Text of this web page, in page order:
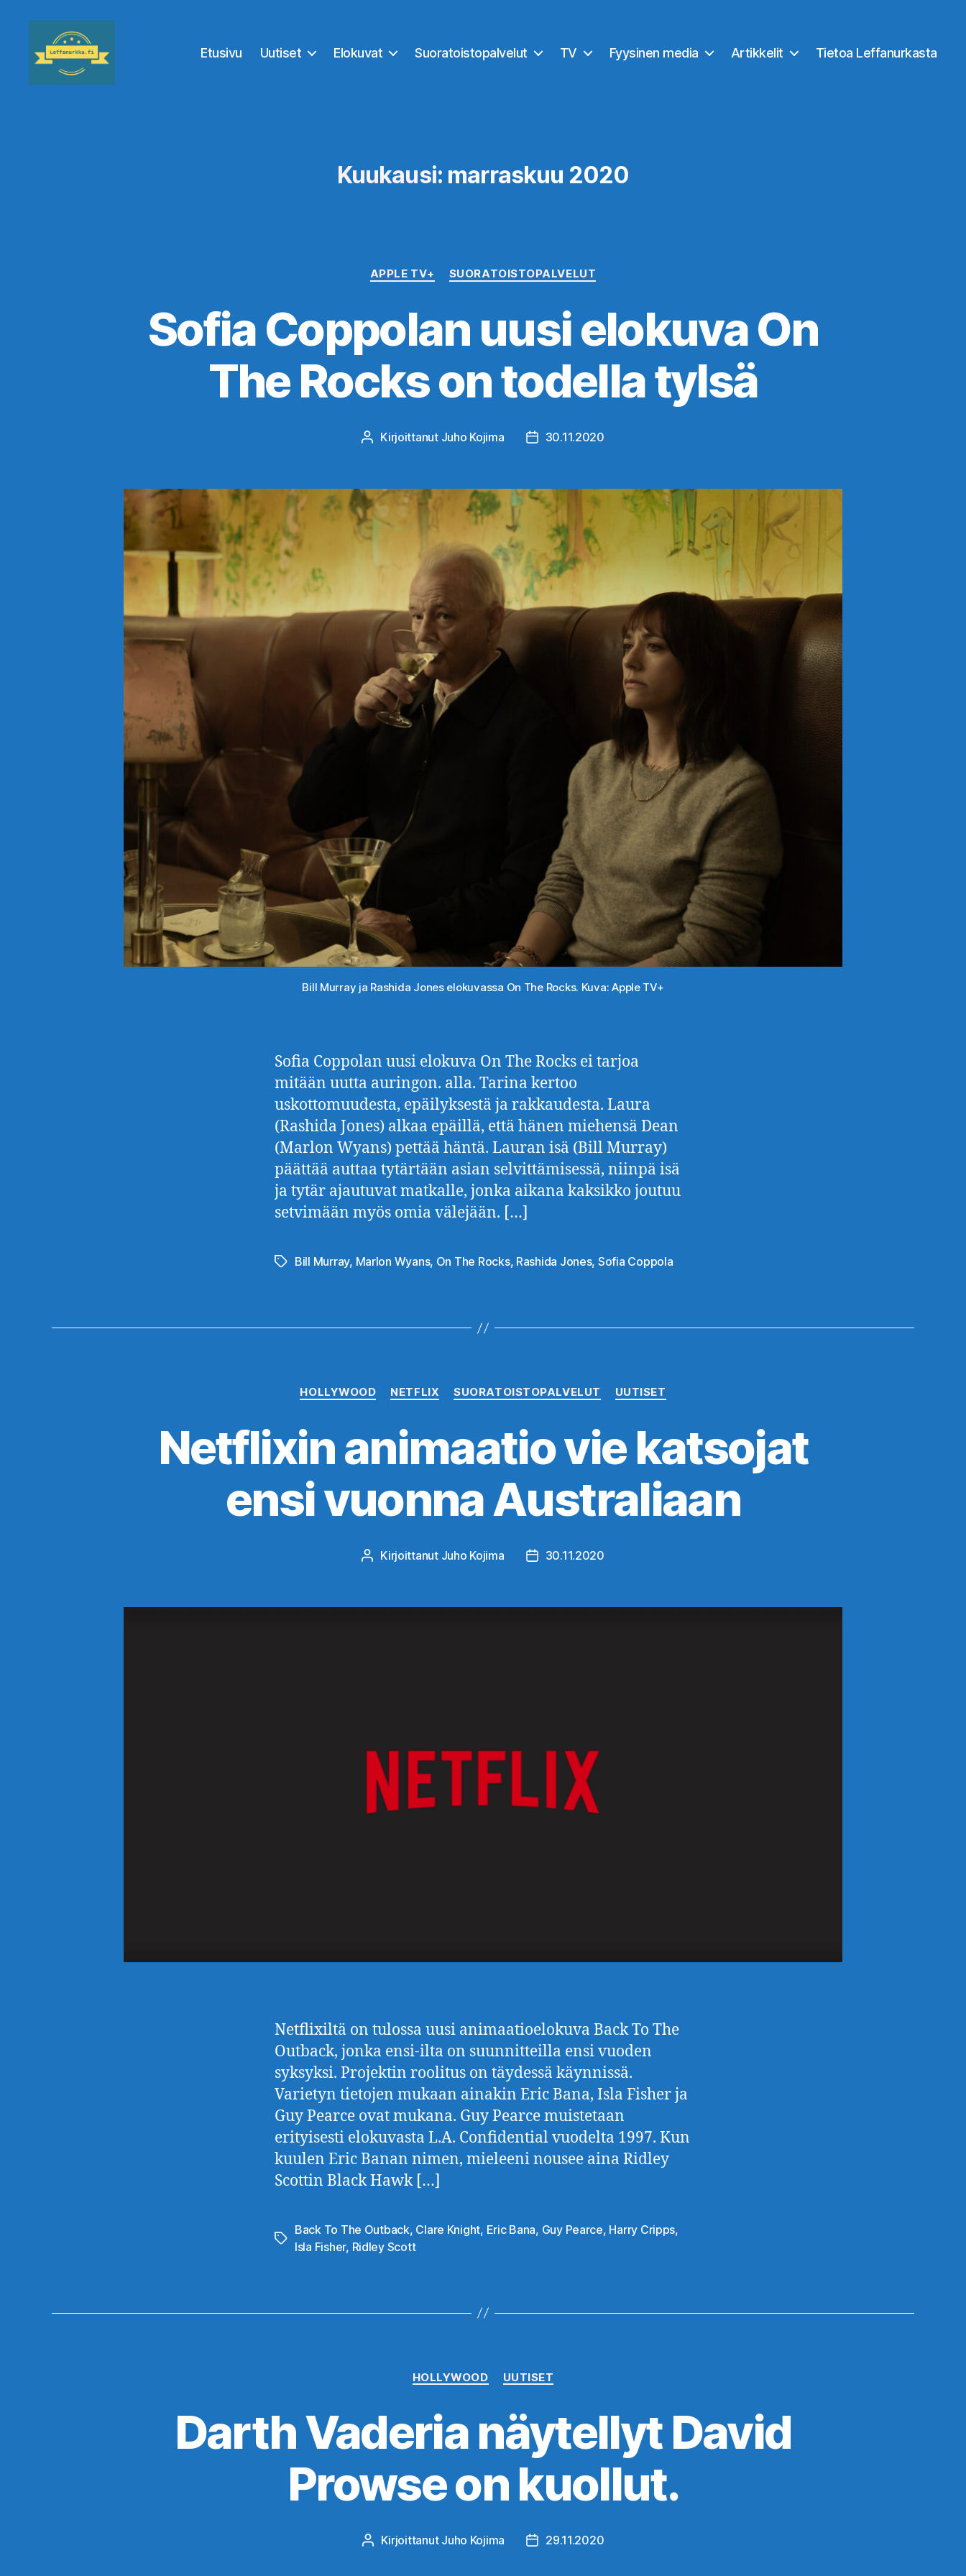
Etusivu Uutiset Elokuvat Suoratoistopalvelut TV Fyysinen media Artikkelit Tietoa Leffanurkasta
Kuukausi: marraskuu 2020
Kategoriat
APPLE TV+ SUORATOISTOPALVELUT
Sofia Coppolan uusi elokuva On
The Rocks on todella tylsä
Kirjoittaja
Kirjoittanut Juho Kojima Julkaisupäivämäärä
30.11.2020
Bill Murray ja Rashida Jones elokuvassa On The Rocks. Kuva: Apple TV+
Sofia Coppolan uusi elokuva On The Rocks ei tarjoa
mitään uutta auringon. alla. Tarina kertoo
uskottomuudesta, epäilyksestä ja rakkaudesta. Laura
(Rashida Jones) alkaa epäillä, että hänen miehensä Dean
(Marlon Wyans) pettää häntä. Lauran isä (Bill Murray)
päättää auttaa tytärtään asian selvittämisessä, niinpä isä
ja tytär ajautuvat matkalle, jonka aikana kaksikko joutuu
setvimään myös omia välejään. […]
Avainsanat
Bill Murray, Marlon Wyans, On The Rocks, Rashida Jones, Sofia Coppola
Kategoriat
HOLLYWOOD NETFLIX SUORATOISTOPALVELUT UUTISET
Netflixin animaatio vie katsojat
ensi vuonna Australiaan
Kirjoittaja
Kirjoittanut Juho Kojima Julkaisupäivämäärä
30.11.2020
Netflixiltä on tulossa uusi animaatioelokuva Back To The
Outback, jonka ensi-ilta on suunnitteilla ensi vuoden
syksyksi. Projektin roolitus on täydessä käynnissä.
Varietyn tietojen mukaan ainakin Eric Bana, Isla Fisher ja
Guy Pearce ovat mukana. Guy Pearce muistetaan
erityisesti elokuvasta L.A. Confidential vuodelta 1997. Kun
kuulen Eric Banan nimen, mieleeni nousee aina Ridley
Scottin Black Hawk […]
Avainsanat
Back To The Outback, Clare Knight, Eric Bana, Guy Pearce, Harry Cripps,
Isla Fisher, Ridley Scott
Kategoriat
HOLLYWOOD UUTISET
Darth Vaderia näytellyt David
Prowse on kuollut.
Kirjoittaja
Kirjoittanut Juho Kojima Julkaisupäivämäärä
29.11.2020